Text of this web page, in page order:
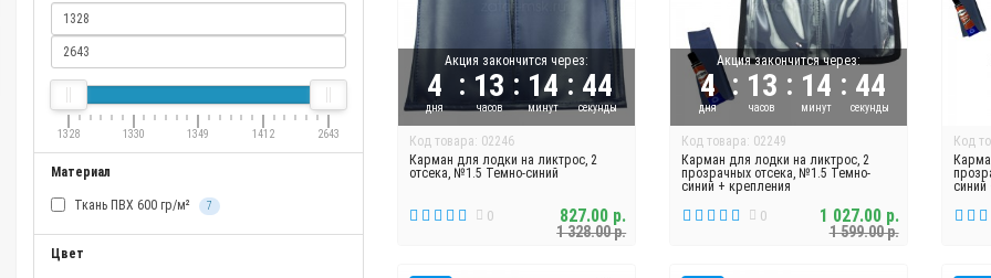
1328 1330 1349 1412 2643
Материал
Ткань ПВХ 600 гр/м² 7
Цвет
Акция закончится через:
4
дня
: 13
часов
: 14
минут
: 43
секунды
Код товара: 02246
Карман для лодки на ликтрос, 2
отсека, №1.5 Темно-синий
0
1 328.00 р.
827.00 р.
Акция закончится через:
4
дня
: 13
часов
: 14
минут
: 43
секунды
Код товара: 02249
Карман для лодки на ликтрос, 2
прозрачных отсека, №1.5 Темно-
синий + крепления
0
1 599.00 р.
1 027.00 р.
Код
синий